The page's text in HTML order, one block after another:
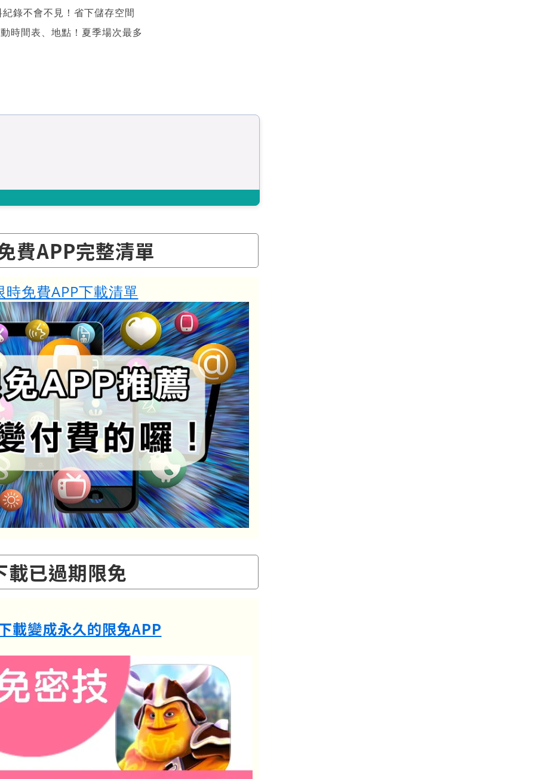
錄不會不見！省下儲存空間
時間表、地點！夏季場次最多
費APP完整清單
時免費APP下載清單
載已過期限免
載變成永久的限免APP